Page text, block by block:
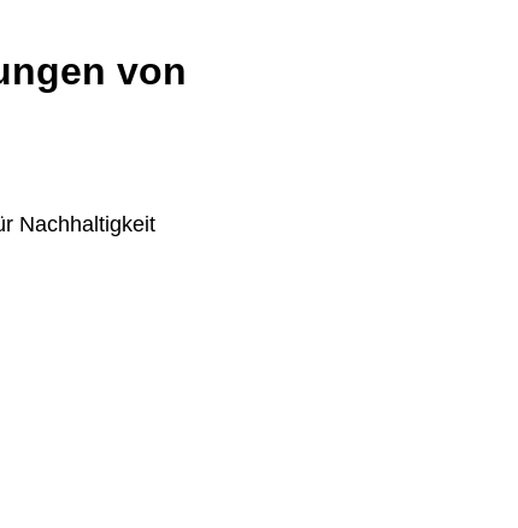
von
Nachhaltigkeit